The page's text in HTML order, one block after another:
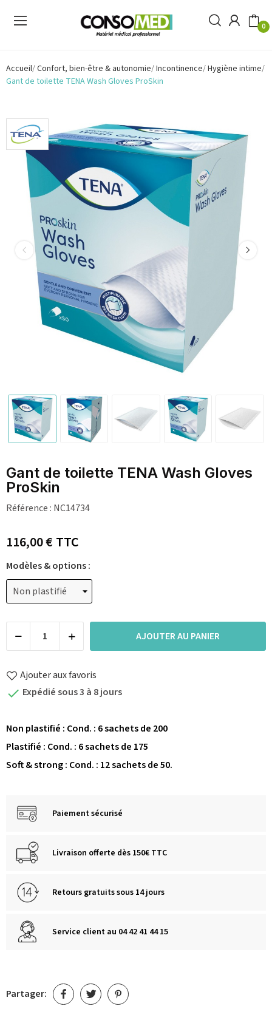
0
Accueil Confort, bien-être & autonomie Incontinence Hygiène intime
Gant de toilette TENA Wash Gloves ProSkin
Gant de toilette TENA Wash Gloves
ProSkin
Référence : NC14734
116,00 €TTC
Modèles & options :
AJOUTER AU PANIER
Ajouter aux favoris
 Expédié sous 3 à 8 jours
Non plastifié : Cond. : 6 sachets de 200
Plastifié : Cond. : 6 sachets de 175
Soft & strong : Cond. : 12 sachets de 50.
Paiement sécurisé
Livraison offerte dès 150€ TTC
Retours gratuits sous 14 jours
Service client au 04 42 41 44 15
Partager: